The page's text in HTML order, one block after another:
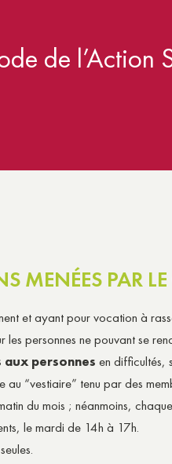
de l’Action
MENÉES PAR
et ayant pour vocation à
les personnes ne pouvant se
personnes en difficultés,
au “vestiaire” tenu par des
du mois ; néanmoins,
le mardi de 14h à 17h.